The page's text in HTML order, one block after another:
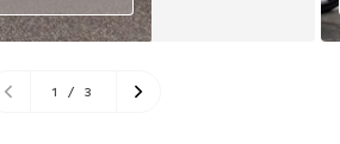
1 / 3